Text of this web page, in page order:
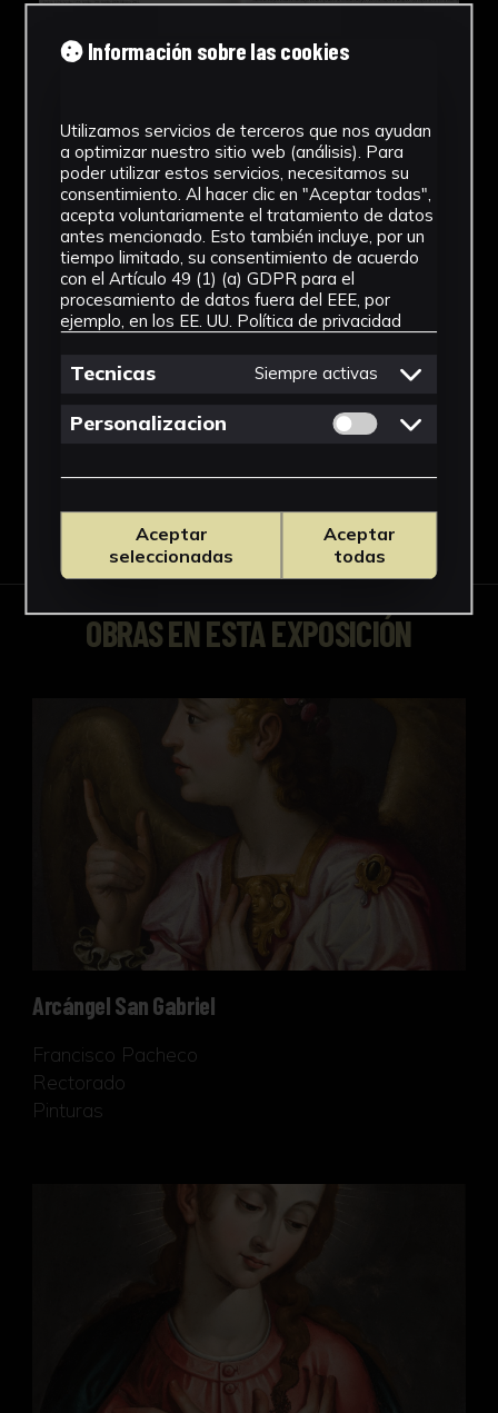
OBRAS EN ESTA EXPOSICIÓN
Arcángel San Gabriel
Arcángel San Gabriel
Francisco Pacheco
Rectorado
Pinturas
Virgen Anunciada
Información sobre las cookies
Utilizamos servicios de terceros que nos ayudan
a optimizar nuestro sitio web (análisis). Para
poder utilizar estos servicios, necesitamos su
consentimiento. Al hacer clic en "Aceptar todas",
acepta voluntariamente el tratamiento de datos
antes mencionado. Esto también incluye, por un
tiempo limitado, su consentimiento de acuerdo
con el Artículo 49 (1) (a) GDPR para el
procesamiento de datos fuera del EEE, por
ejemplo, en los EE. UU. Política de privacidad
Tecnicas Siempre activas
Personalizacion Permitir cookies
Aceptar
seleccionadas
Aceptar
todas